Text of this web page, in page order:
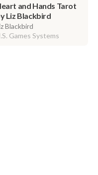
and Hands Tarot
Liz Blackbird
Blackbird
Games Systems